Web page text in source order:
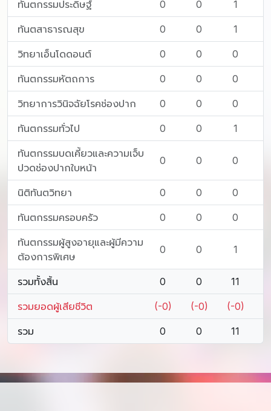
ทันตกรรมประดิษฐ์ 0 0 1
ทันตสาธารณสุข 0 0 1
วิทยาเอ็นโดดอนต์ 0 0 0
ทันตกรรมหัตถการ 0 0 0
วิทยาการวินิจฉัยโรคช่องปาก 0 0 0
ทันตกรรมทั่วไป 0 0 1
ทันตกรรมบดเคี้ยวและความเจ็บ
ปวดช่องปากใบหน้า
0 0 0
นิติทันตวิทยา 0 0 0
ทันตกรรมครอบครัว 0 0 0
ทันตกรรมผู้สูงอายุและผู้มีความ
ต้องการพิเศษ
0 0 1
รวมทั้งสิ้น 0 0 11
รวมยอดผู้เสียชีวิต (-0) (-0) (-0)
รวม 0 0 11